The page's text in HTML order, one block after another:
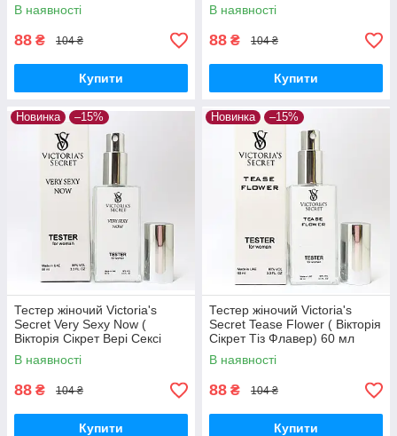
В наявності
88 ₴ 104 ₴
Купити
В наявності
88 ₴ 104 ₴
Купити
Новинка –15%
Тестер жіночий Victoria's
Secret Very Sexy Now (
Вікторія Сікрет Вері Сексі
Ноу) 60 мл
В наявності
88 ₴ 104 ₴
Купити
Новинка –15%
Тестер жіночий Victoria's
Secret Tease Flower ( Вікторія
Сікрет Тіз Флавер) 60 мл
В наявності
88 ₴ 104 ₴
Купити